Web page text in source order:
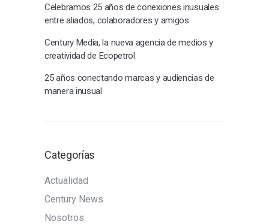
Celebramos 25 años de conexiones inusuales
entre aliados, colaboradores y amigos
Century Media, la nueva agencia de medios y
creatividad de Ecopetrol
25 años conectando marcas y audiencias de
manera inusual
Categorías
Actualidad
Century News
Nosotros